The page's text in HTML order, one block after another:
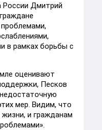
России Дмитрий
в рамках борьбы с
оценивают
Песков
мер. Видим, что
и гражданам